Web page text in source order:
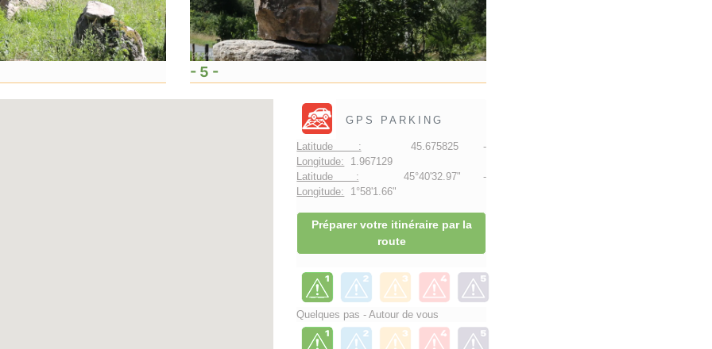
- 5 -
GPS PARKING
Latitude : 45.675825 -
Longitude: 1.967129
Latitude : 45°40'32.97" -
Longitude: 1°58'1.66"
Préparer votre itinéraire par la
route
Quelques pas - Autour de vous